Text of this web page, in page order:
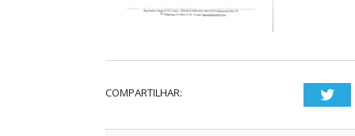
COMPARTILHAR: